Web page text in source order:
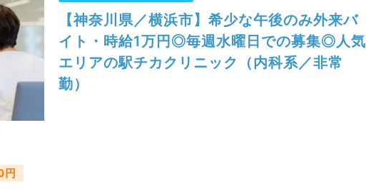
【神奈川県／横浜市】希少な午後のみ外来バ
イト・時給1万円◎毎週水曜日での募集◎人気
エリアの駅チカクリニック（内科系／非常
勤）
円